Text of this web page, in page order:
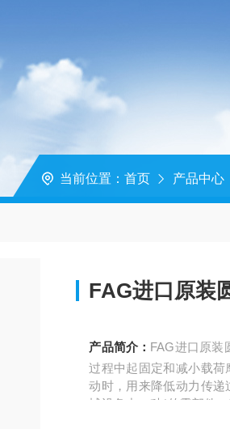
当前位置： 首页 产品中心
FAG进口原装
产品简介： FAG进口原装
过程中起固定和减小载
动时，用来降低动力传
械设备中一种*的零部件